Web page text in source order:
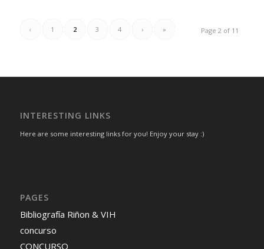
Page 2 of 11
‹ 1 2 3 4 › »
INTERESTING LINKS
Here are some interesting links for you! Enjoy your stay :)
PAGES
Bibliografía Riñon & VIH
concurso
CONCURSO